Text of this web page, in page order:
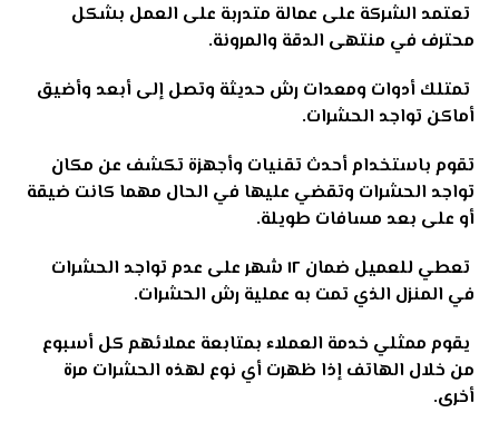
تعتمد الشركة على عمالة متدربة على العمل بشكل
محترف في منتهى الدقة والمرونة.
تمتلك أدوات ومعدات رش حديثة وتصل إلى أبعد وأضيق
أماكن تواجد الحشرات.
تقوم باستخدام أحدث تقنيات وأجهزة تكشف عن مكان
تواجد الحشرات وتقضي عليها في الحال مهما كانت ضيقة
أو على بعد مسافات طويلة.
تعطي للعميل ضمان ١٢ شهر على عدم تواجد الحشرات
في المنزل الذي تمت به عملية رش الحشرات.
يقوم ممثلي خدمة العملاء بمتابعة عملائهم كل أسبوع
من خلال الهاتف إذا ظهرت أي نوع لهذه الحشرات مرة
أخرى.